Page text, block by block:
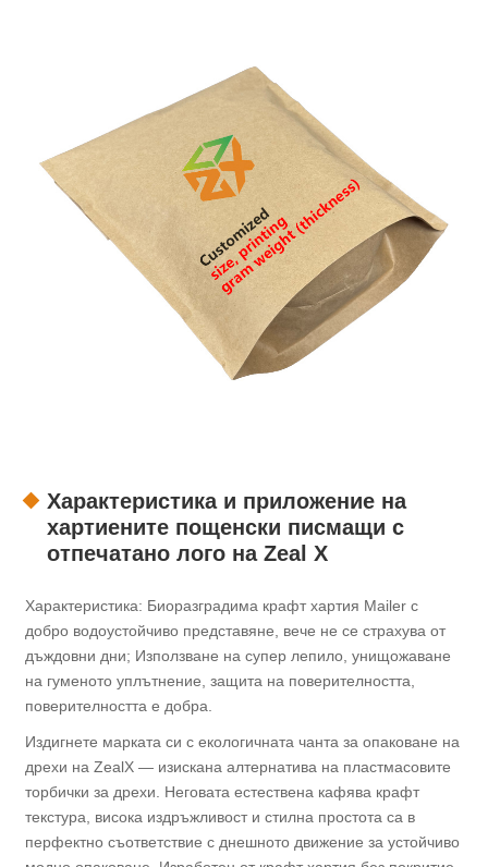
Характеристика и приложение на
хартиените пощенски писмащи с
отпечатано лого на Zeal X
Характеристика: Биоразградима крафт хартия Mailer с
добро водоустойчиво представяне, вече не се страхува от
дъждовни дни; Използване на супер лепило, унищожаване
на гуменото уплътнение, защита на поверителността,
поверителността е добра.
Издигнете марката си с екологичната чанта за опаковане на
дрехи на ZealX — изискана алтернатива на пластмасовите
торбички за дрехи. Неговата естествена кафява крафт
текстура, висока издръжливост и стилна простота са в
перфектно съответствие с днешното движение за устойчиво